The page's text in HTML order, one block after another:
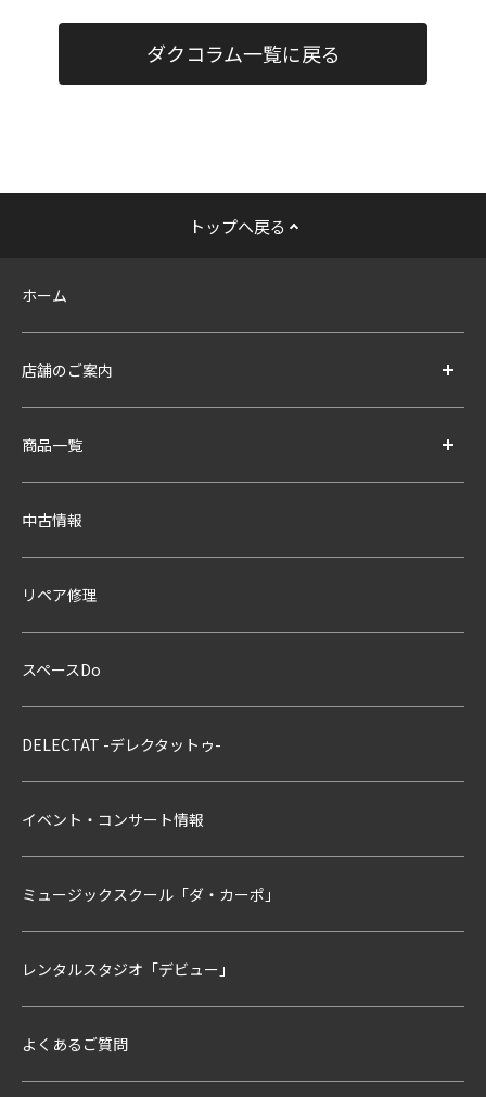
ダクコラム一覧に戻る
トップへ戻る
ホーム
店舗のご案内
商品一覧
中古情報
リペア修理
スペースDo
DELECTAT -デレクタットゥ-
イベント・コンサート情報
ミュージックスクール「ダ・カーポ」
レンタルスタジオ「デビュー」
よくあるご質問